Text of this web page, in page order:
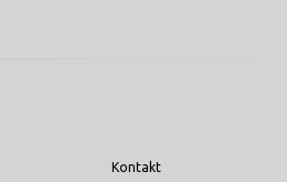
Kontakt